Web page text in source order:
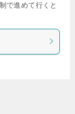
で進めて行くと